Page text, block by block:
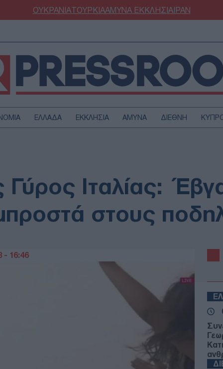
ΟΥΚΡΑΝΙΑΤΟΥΡΚΙΑΑΜΥΝΑΕΚΚΛΗΣΙΑΙΡΑΝ
ΕΛΛΑΔΑ ΕΚΚΛΗΣΙΑ ΑΜΥΝΑ ΔΙΕΘΝΗ
ΥΓΕΙΑ
Γύρος Ιταλίας:
στους
- 16:46